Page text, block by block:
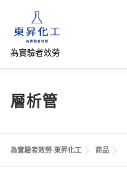
為實驗者效勞
首頁
網路商店 直購專區
層析管
為實驗者效勞-東昇化工 商品